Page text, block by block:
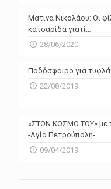
Ματίνα Νικολάου: Οι
κατσαρίδα γιατί…
28/06/2020
Ποδόσφαιρο για τυφλά
22/08/2019
«ΣΤΟΝ ΚΟΣΜΟ ΤΟΥ» με
-Αγία Πετρούπολη-
09/04/2019